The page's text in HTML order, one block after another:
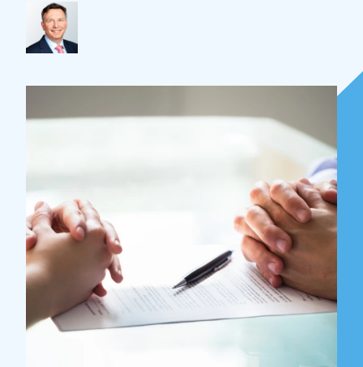
Over Holla
Onze mensen
Expertises
Topics